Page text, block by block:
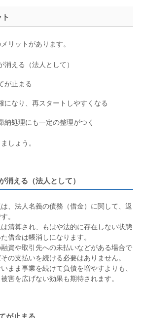
リットがあります。
える（法人として）
が止まる
になり、再スタートしやすくなる
納処理にも一定の整理がつく
しょう。
消える（法人として）
、法人名義の債務（借金）に関して、返
。
清算され、もはや法的に存在しない状態
借金は帳消しになります。
資や取引先への未払いなどがある場合で
の支払いを続ける必要はありません。
まま事業を続けて負債を増やすよりも、
害を広げない効果も期待されます。
が止まる